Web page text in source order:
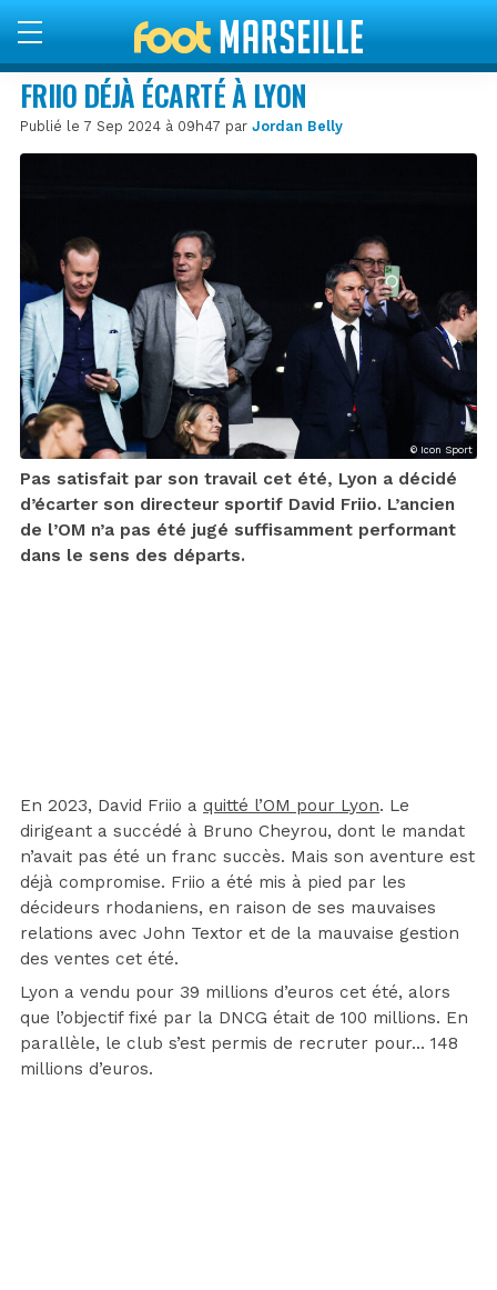
FRIIO DÉJÀ ÉCARTÉ À LYON
Publié le 7 Sep 2024 à 09h47 par Jordan Belly
© Icon Sport
Pas satisfait par son travail cet été, Lyon a décidé
d’écarter son directeur sportif David Friio. L’ancien
de l’OM n’a pas été jugé suffisamment performant
dans le sens des départs.
En 2023, David Friio a quitté l’OM pour Lyon. Le
dirigeant a succédé à Bruno Cheyrou, dont le mandat
n’avait pas été un franc succès. Mais son aventure est
déjà compromise. Friio a été mis à pied par les
décideurs rhodaniens, en raison de ses mauvaises
relations avec John Textor et de la mauvaise gestion
des ventes cet été.
Lyon a vendu pour 39 millions d’euros cet été, alors
que l’objectif fixé par la DNCG était de 100 millions. En
parallèle, le club s’est permis de recruter pour… 148
millions d’euros.